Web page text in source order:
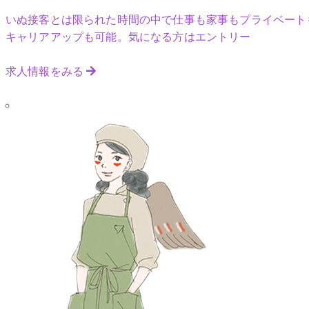
いぬ接客とは限られた時間の中で仕事も家事もプライベート
キャリアアップも可能。気になる方はエントリー
求人情報をみる